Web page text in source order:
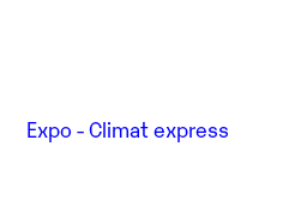
Expo - Climat express